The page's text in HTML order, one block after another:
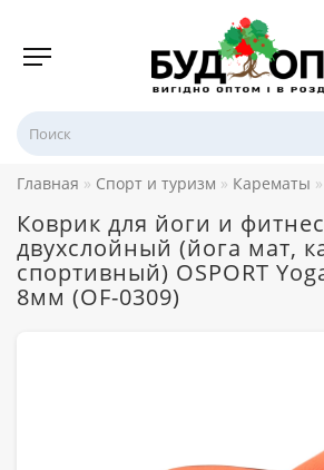
Главная Спорт и туризм Карематы
Коврик для йоги и
двухслойный (йога мат,
спортивный) OSPORT
8мм (OF-0309)